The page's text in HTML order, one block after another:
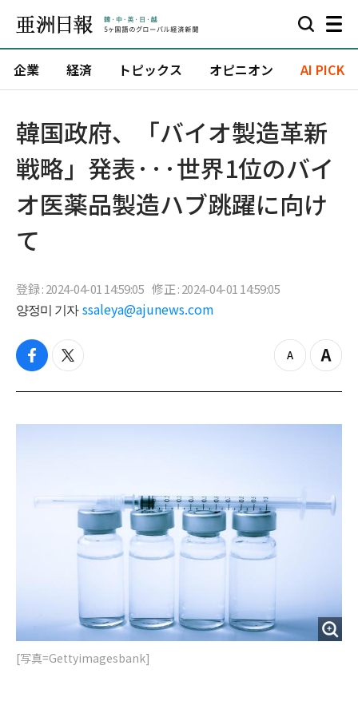
企業 経済 トピックス オピニオン AI PICK
韓国政府、「バイオ製造革新
戦略」発表···世界1位のバイ
オ医薬品製造ハブ跳躍に向け
て
登録 : 2024-04-01 14:59:05 修正 : 2024-04-01 14:59:05
양정미 기자 ssaleya@ajunews.com
f
c
b
t
i
t
z
o
o
Z
o
i
[写真=Gettyimagesbank]